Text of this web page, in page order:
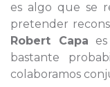
es algo que se
pretender
Robert Capa
bastante
colaboramos